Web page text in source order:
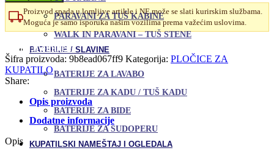
PARAVANI ZA TUŠ KABINE
WALK IN PARAVANI – TUŠ STENE
BATERIJE / SLAVINE
BATERIJE ZA LAVABO
BATERIJE ZA KADU / TUŠ KADU
BATERIJE ZA BIDE
BATERIJE ZA SUDOPERU
KUPATILSKI NAMEŠTAJ I OGLEDALA
Lux
Laurants
Brown
60x120
količina
Proizvod spada u lomljive artikle i NE može se slati kurirskim službama.
Moguća je samo isporuka našim vozilima prema važećim uslovima.
Dodaj u omiljene
Šifra proizvoda: 9b8ead067ff9 Kategorija: PLOČICE ZA
KUPATILO
Share:
Opis proizvoda
Dodatne informacije
Opis